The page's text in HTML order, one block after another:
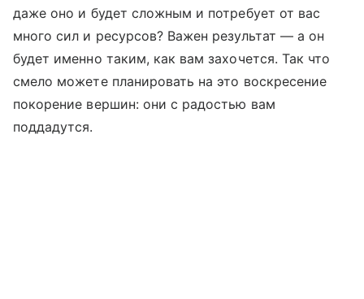
даже оно и будет сложным и потребует от вас
много сил и ресурсов? Важен результат — а он
будет именно таким, как вам захочется. Так что
смело можете планировать на это воскресение
покорение вершин: они с радостью вам
поддадутся.